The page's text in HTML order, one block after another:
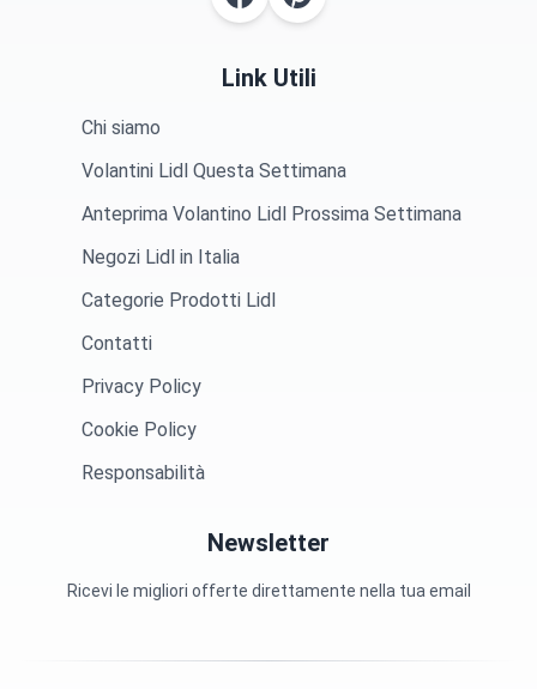
Link Utili
Chi siamo
Volantini Lidl Questa Settimana
Anteprima Volantino Lidl Prossima Settimana
Negozi Lidl in Italia
Categorie Prodotti Lidl
Contatti
Privacy Policy
Cookie Policy
Responsabilità
Newsletter
Ricevi le migliori offerte direttamente nella tua email